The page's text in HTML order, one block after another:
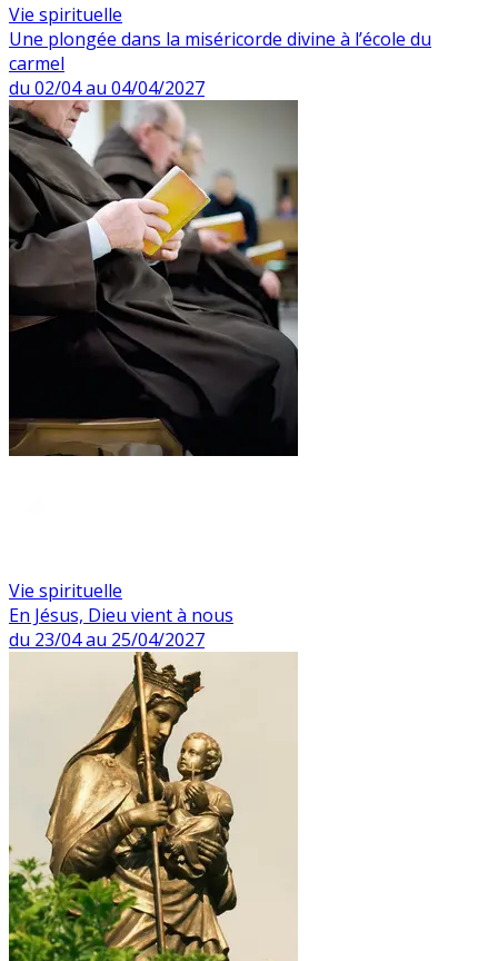
Vie spirituelle
Une plongée dans la miséricorde divine à l’école du
carmel
du 02/04 au 04/04/2027
Vie spirituelle
En Jésus, Dieu vient à nous
du 23/04 au 25/04/2027